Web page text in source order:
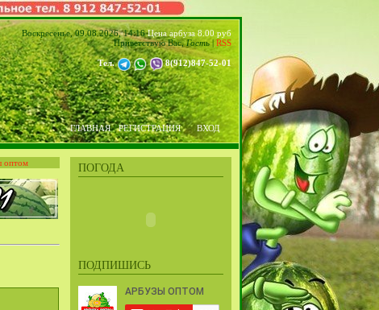
Воскресенье, 09.08.2026, 14:16Цена арбуза 8.00 руб
Приветствую Вас,Гость| RSS
Тел. 8(912)847-52-01
ГЛАВНАЯ РЕГИСТРАЦИЯ ВХОД
ПОГОДА
ПОДПИШИСЬ
оптом